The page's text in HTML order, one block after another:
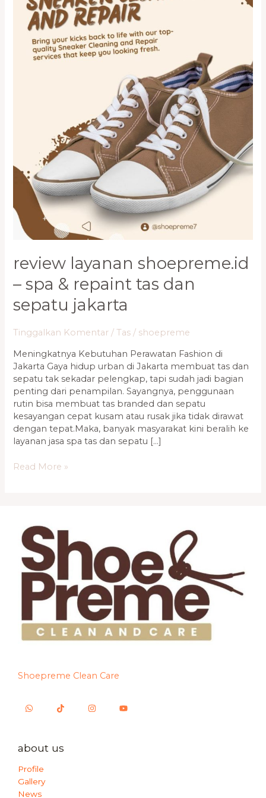
review layanan shoepreme.id
– spa & repaint tas dan
sepatu jakarta
Tinggalkan Komentar /Tas / shoepreme
Meningkatnya Kebutuhan Perawatan Fashion di
Jakarta Gaya hidup urban di Jakarta membuat tas dan
sepatu tak sekadar pelengkap, tapi sudah jadi bagian
penting dari penampilan. Sayangnya, penggunaan
rutin bisa membuat tas branded dan sepatu
kesayangan cepat kusam atau rusak jika tidak dirawat
dengan tepat.Maka, banyak masyarakat kini beralih ke
layanan jasa spa tas dan sepatu […]
Repaint
Sepatu
Read More »
Shoepreme Clean Care
about us
Profile
Gallery
News